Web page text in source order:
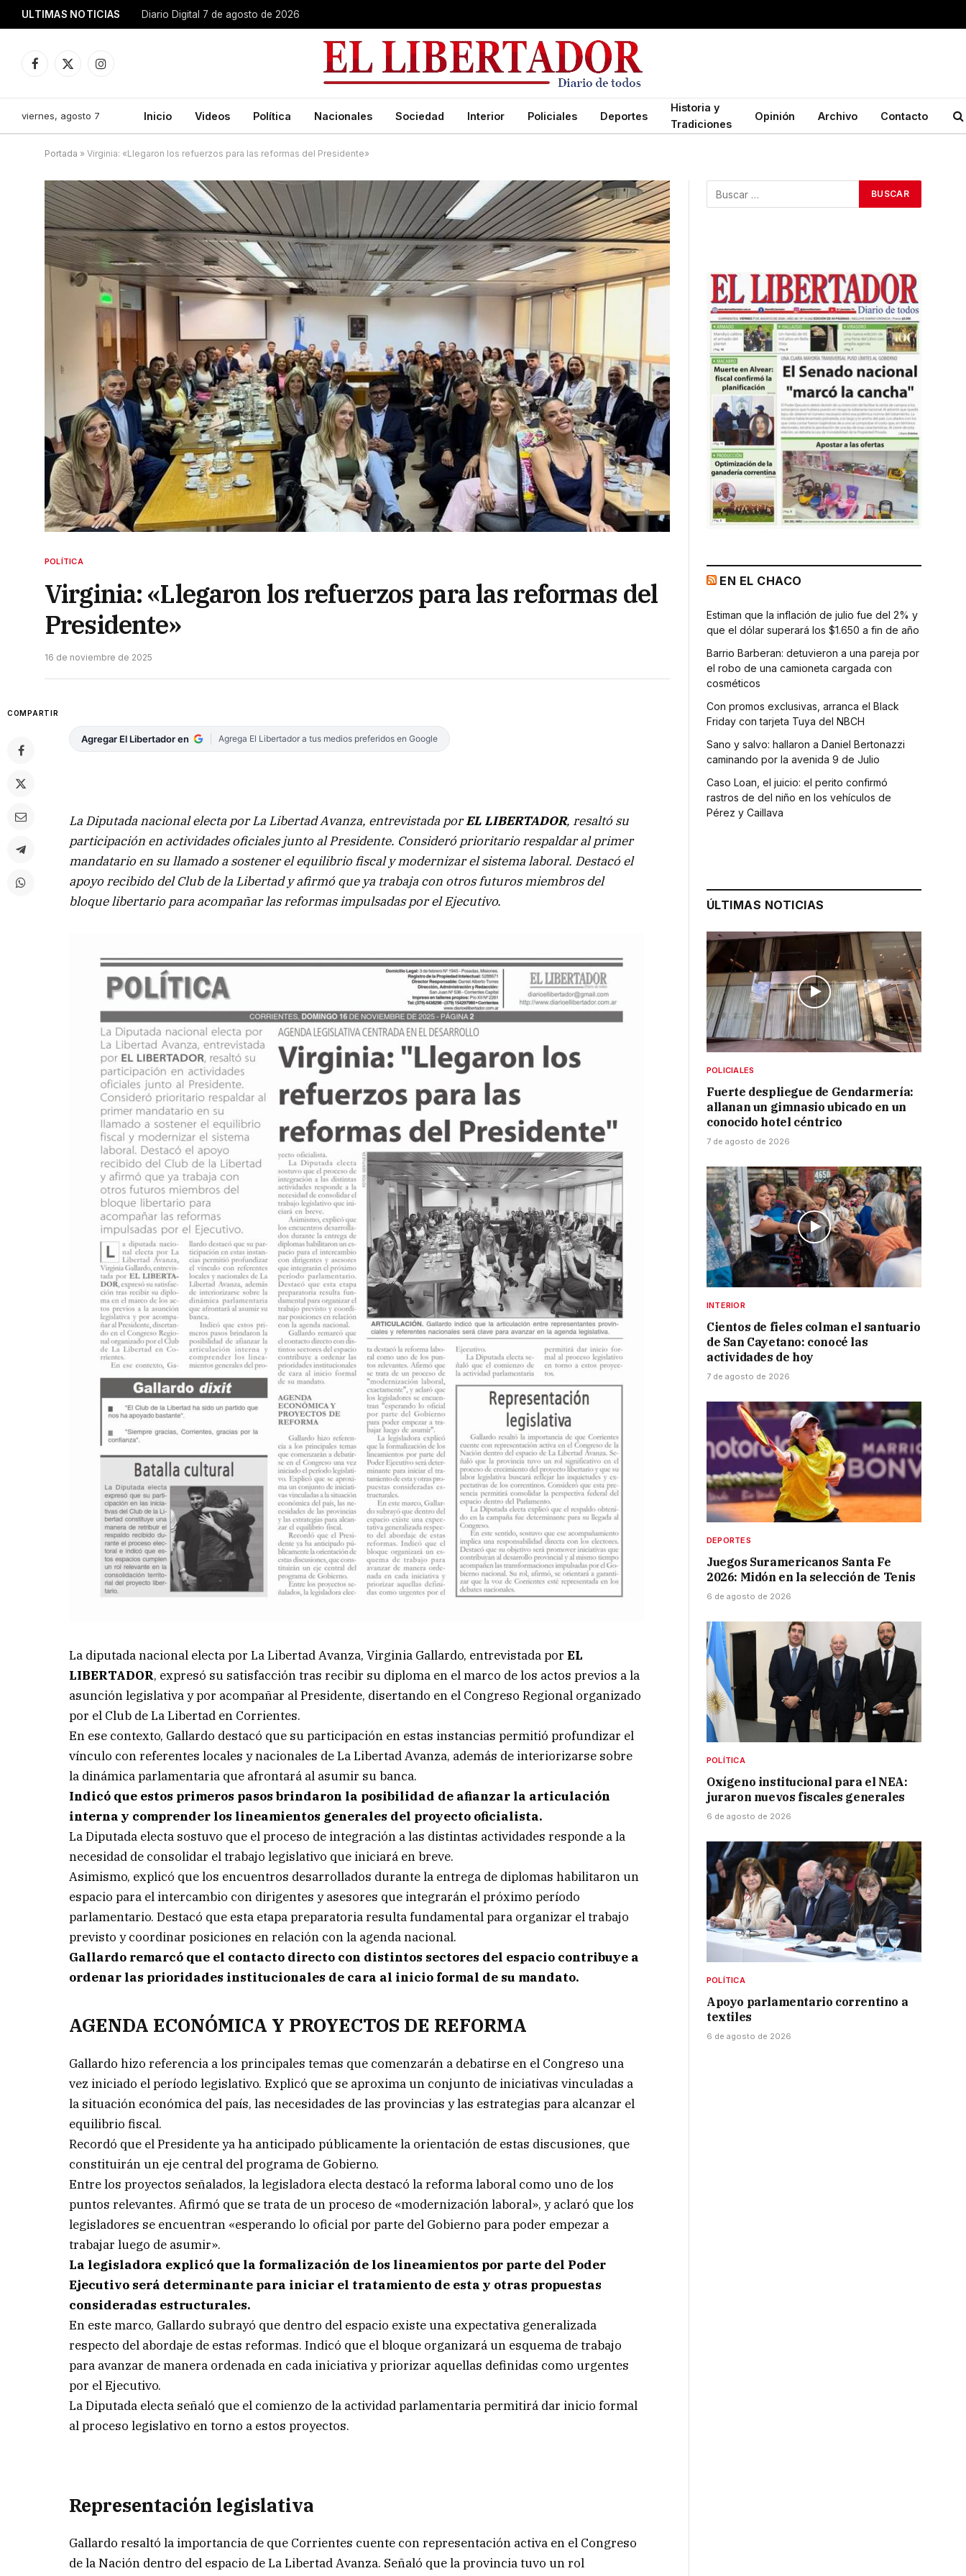
ULTIMAS NOTICIAS Diario Digital 7 de agosto de 2026
Facebook
X
Instagram
viernes, agosto 7 Inicio Videos Política Nacionales Sociedad Interior Policiales Deportes
Historia y
Tradiciones
Opinión Archivo Contacto
Portada » Virginia: «Llegaron los refuerzos para las reformas del Presidente»
POLÍTICA
Virginia: «Llegaron los refuerzos para las reformas del
Presidente»
16 de noviembre de 2025
COMPARTIR
Agregar El Libertador en Agrega El Libertador a tus medios preferidos en Google
La Diputada nacional electa por La Libertad Avanza, entrevistada porEL LIBERTADOR, resaltó su
participación en actividades oficiales junto al Presidente. Consideró prioritario respaldar al primer
mandatario en su llamado a sostener el equilibrio fiscal y modernizar el sistema laboral. Destacó el
apoyo recibido del Club de la Libertad y afirmó que ya trabaja con otros futuros miembros del
bloque libertario para acompañar las reformas impulsadas por el Ejecutivo.
La diputada nacional electa por La Libertad Avanza, Virginia Gallardo, entrevistada porEL
LIBERTADOR, expresó su satisfacción tras recibir su diploma en el marco de los actos previos a la
asunción legislativa y por acompañar al Presidente, disertando en el Congreso Regional organizado
por el Club de La Libertad en Corrientes.
En ese contexto, Gallardo destacó que su participación en estas instancias permitió profundizar el
vínculo con referentes locales y nacionales de La Libertad Avanza, además de interiorizarse sobre
la dinámica parlamentaria que afrontará al asumir su banca.
Indicó que estos primeros pasos brindaron la posibilidad de afianzar la articulación
interna y comprender los lineamientos generales del proyecto oficialista.
La Diputada electa sostuvo que el proceso de integración a las distintas actividades responde a la
necesidad de consolidar el trabajo legislativo que iniciará en breve.
Asimismo, explicó que los encuentros desarrollados durante la entrega de diplomas habilitaron un
espacio para el intercambio con dirigentes y asesores que integrarán el próximo período
parlamentario. Destacó que esta etapa preparatoria resulta fundamental para organizar el trabajo
previsto y coordinar posiciones en relación con la agenda nacional.
Gallardo remarcó que el contacto directo con distintos sectores del espacio contribuye a
ordenar las prioridades institucionales de cara al inicio formal de su mandato.
AGENDA ECONÓMICA Y PROYECTOS DE REFORMA
Gallardo hizo referencia a los principales temas que comenzarán a debatirse en el Congreso una
vez iniciado el período legislativo. Explicó que se aproxima un conjunto de iniciativas vinculadas a
la situación económica del país, las necesidades de las provincias y las estrategias para alcanzar el
equilibrio fiscal.
Recordó que el Presidente ya ha anticipado públicamente la orientación de estas discusiones, que
constituirán un eje central del programa de Gobierno.
Entre los proyectos señalados, la legisladora electa destacó la reforma laboral como uno de los
puntos relevantes. Afirmó que se trata de un proceso de «modernización laboral», y aclaró que los
legisladores se encuentran «esperando lo oficial por parte del Gobierno para poder empezar a
trabajar luego de asumir».
La legisladora explicó que la formalización de los lineamientos por parte del Poder
Ejecutivo será determinante para iniciar el tratamiento de esta y otras propuestas
consideradas estructurales.
En este marco, Gallardo subrayó que dentro del espacio existe una expectativa generalizada
respecto del abordaje de estas reformas. Indicó que el bloque organizará un esquema de trabajo
para avanzar de manera ordenada en cada iniciativa y priorizar aquellas definidas como urgentes
por el Ejecutivo.
La Diputada electa señaló que el comienzo de la actividad parlamentaria permitirá dar inicio formal
al proceso legislativo en torno a estos proyectos.
Representación legislativa
Gallardo resaltó la importancia de que Corrientes cuente con representación activa en el Congreso
de la Nación dentro del espacio de La Libertad Avanza. Señaló que la provincia tuvo un rol
EN EL CHACO
Estiman que la inflación de julio fue del 2% y
que el dólar superará los $1.650 a fin de año
Barrio Barberan: detuvieron a una pareja por
el robo de una camioneta cargada con
cosméticos
Con promos exclusivas, arranca el Black
Friday con tarjeta Tuya del NBCH
Sano y salvo: hallaron a Daniel Bertonazzi
caminando por la avenida 9 de Julio
Caso Loan, el juicio: el perito confirmó
rastros de del niño en los vehículos de
Pérez y Caillava
ÚLTIMAS NOTICIAS
POLICIALES
Fuerte despliegue de Gendarmería:
allanan un gimnasio ubicado en un
conocido hotel céntrico
7 de agosto de 2026
INTERIOR
Cientos de fieles colman el santuario
de San Cayetano: conocé las
actividades de hoy
7 de agosto de 2026
DEPORTES
Juegos Suramericanos Santa Fe
2026: Midón en la selección de Tenis
6 de agosto de 2026
POLÍTICA
Oxígeno institucional para el NEA:
juraron nuevos fiscales generales
6 de agosto de 2026
POLÍTICA
Apoyo parlamentario correntino a
textiles
6 de agosto de 2026